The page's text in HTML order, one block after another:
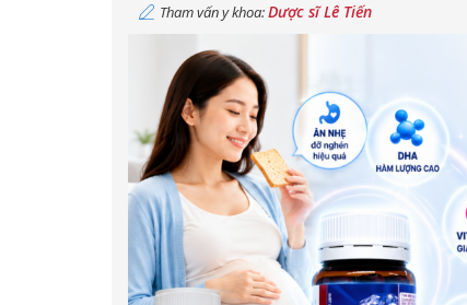
Tham vấn y khoa:Dược sĩ Lê Tiến